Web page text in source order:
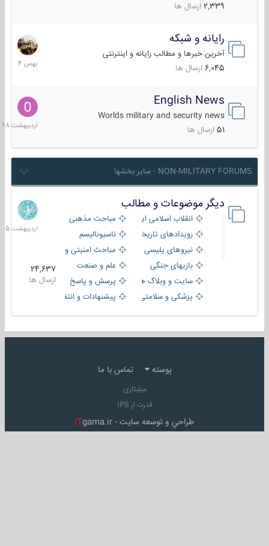
2,339 ارسال ها
رایانه و شبکه
آخرین خبرها و مطالب رایانه و اینترنتی
6,045 ارسال ها
30
بهمن
1404
English News
Worlds military and security news
51 ارسال ها
10
1398
NON-MILITARY FORUMS - سایر بخشها
دیگر موضوعات و مطالب
انقلاب اسلامی ایران
مباحث مذهبی
رویدادهای تاریخی و مذهبیناسیونالیسم
نیروهای پلیسی
مباحث امنیتی و اطلاعاتی
بازیهای جنگی
علم و صنعت
سایت و وبلاگ ها
پرسش و پاسخ
پزشکی و سلامتی
پیشنهادات و انتقادات
24,637
ارسال ها
8
1405
پوسته تماس با ما
میلیتاری
قدرت از IPS
طراحي و توسعه سايت - iTgama.ir